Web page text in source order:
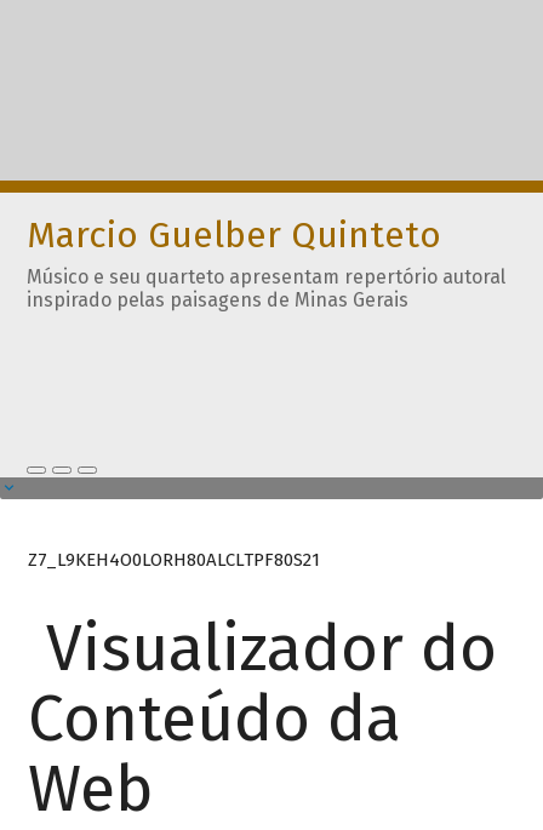
Marcio Guelber Quinteto
Músico e seu quarteto apresentam repertório autoral
inspirado pelas paisagens de Minas Gerais
Z7_L9KEH4O0LORH80ALCLTPF80S21
Visualizador do
Conteúdo da
Web